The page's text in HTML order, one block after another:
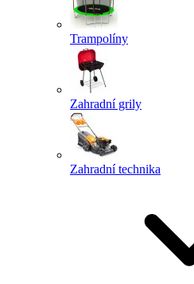
Trampolíny
Zahradní grily
Zahradní technika